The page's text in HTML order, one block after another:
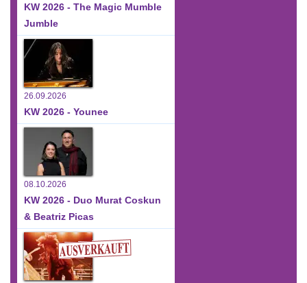
KW 2026 - The Magic Mumble
Jumble
26.09.2026
KW 2026 - Younee
08.10.2026
KW 2026 - Duo Murat Coskun
& Beatriz Picas